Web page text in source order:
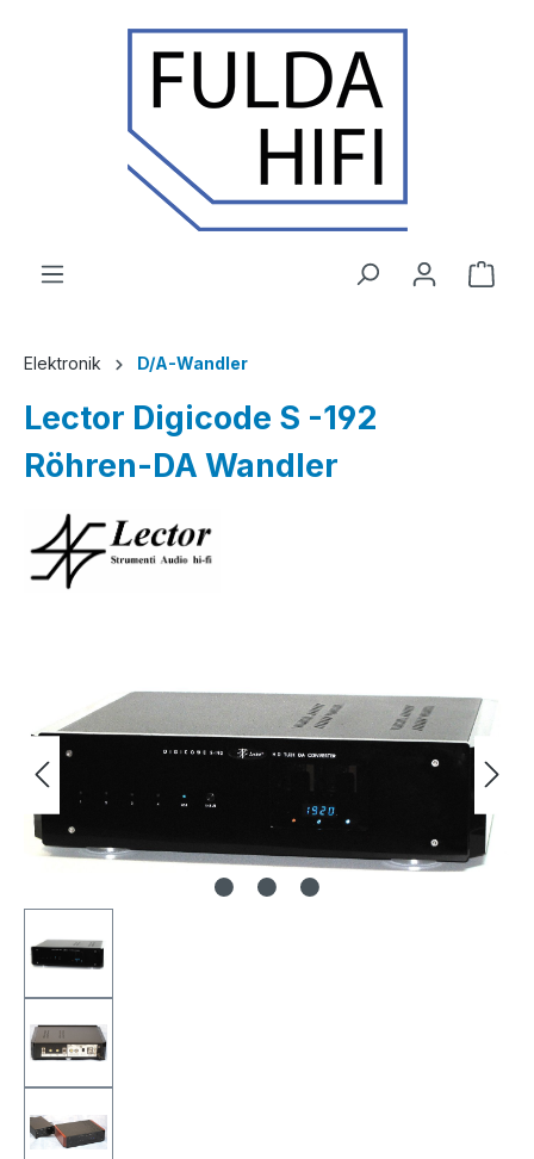
Zum Hauptinhalt springen
Elektronik D/A-Wandler
Lector Digicode S -192
Röhren-DA Wandler